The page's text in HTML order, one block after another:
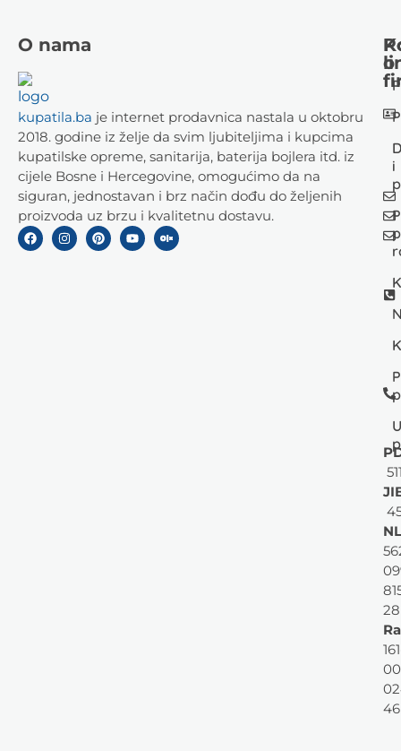
O nama
kupatila.ba je internet prodavnica nastala u oktobru
2018. godine iz želje da svim ljubiteljima i kupcima
kupatilske opreme, sanitarija, baterija bojlera itd. iz
cijele Bosne i Hercegovine, omogućimo da na
siguran, jednostavan i brz način dođu do željenih
proizvoda uz brzu i kvalitetnu dostavu.
i
o
28
46